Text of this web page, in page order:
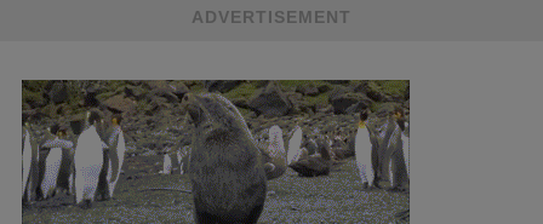
ADVERTISEMENT